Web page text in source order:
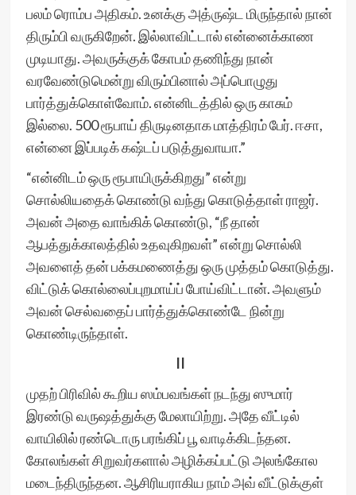
பலம் ரொம்ப அதிகம். உனக்கு அத்ருஷ்ட மிருந்தால் நான்
திரும்பி வருகிறேன். இல்லாவிட்டால் என்னைக்காண
முடியாது. அவருக்குக் கோபம் தணிந்து நான்
வரவேண்டுமென்று விரும்பினால் அப்பொழுது
பார்த்துக்கொள்வோம். என்னிடத்தில் ஒரு காசும்
இல்லை. 500 ரூபாய் திருடினதாக மாத்திரம் பேர். ஈசா,
என்னை இப்படிக் கஷ்டப் படுத்துவாயா.”
“என்னிடம் ஒரு ரூபாயிருக்கிறது” என்று
சொல்லியதைக் கொண்டு வந்து கொடுத்தாள் ராஜர்.
அவன் அதை வாங்கிக் கொண்டு, “நீ தான்
ஆபத்துக்காலத்தில் உதவுகிறவள்” என்று சொல்லி
அவளைத் தன் பக்கமணைத்து ஒரு முத்தம் கொடுத்து.
விட்டுக் கொல்லைப்புறமாய்ப் போய்விட்டான். அவளும்
அவன் செல்வதைப் பார்த்துக்கொண்டே நின்று
கொண்டிருந்தாள்.
II
முதற் பிரிவில் கூறிய ஸம்பவங்கள் நடந்து ஸுமார்
இரண்டு வருஷத்துக்கு மேலாயிற்று. அதே வீட்டில்
வாயிலில் ரண்டொரு பரங்கிப் பூ வாடிக்கிடந்தன.
கோலங்கள் சிறுவர்களால் அழிக்கப்பட்டு அலங்கோல
மடைந்திருந்தன. ஆசிரியராகிய நாம் அவ் வீட்டுக்குள்